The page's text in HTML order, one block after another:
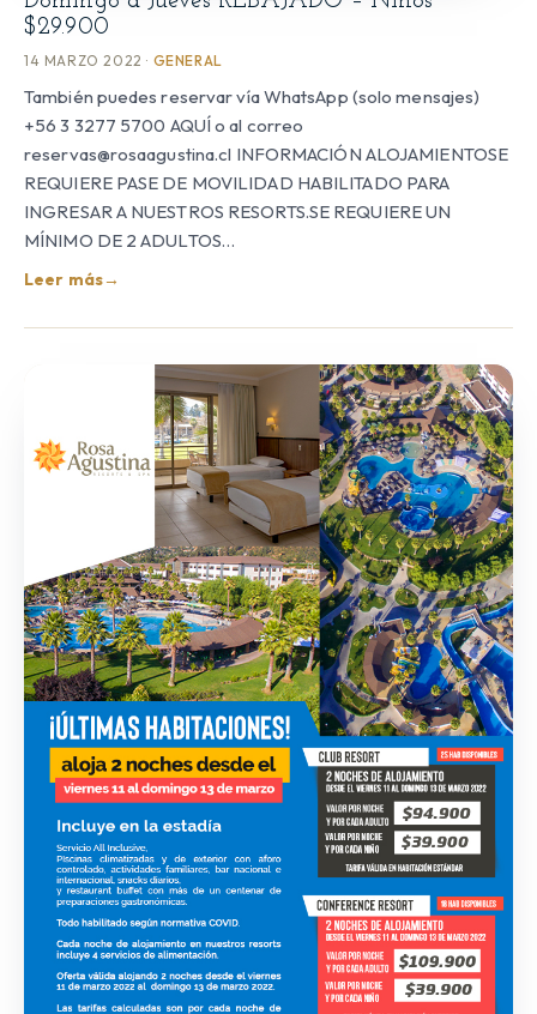
$29.900
14 MARZO 2022 · GENERAL
También puedes reservar vía WhatsApp (solo mensajes)
+56 3 3277 5700 AQUÍ o al correo
reservas@rosaagustina.cl INFORMACIÓN ALOJAMIENTOSE
REQUIERE PASE DE MOVILIDAD HABILITADO PARA
INGRESAR A NUESTROS RESORTS.SE REQUIERE UN
MÍNIMO DE 2 ADULTOS…
Leer más→